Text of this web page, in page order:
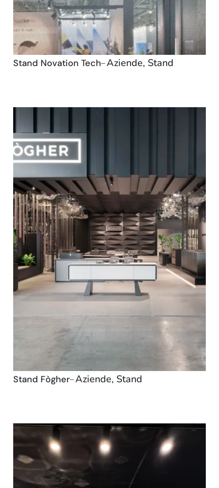
Stand Novation Tech–Aziende, Stand
Stand Fògher–Aziende, Stand